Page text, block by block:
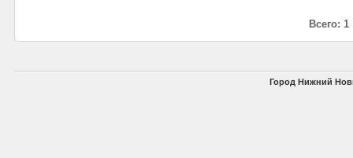
Всего: 1
Город Нижний